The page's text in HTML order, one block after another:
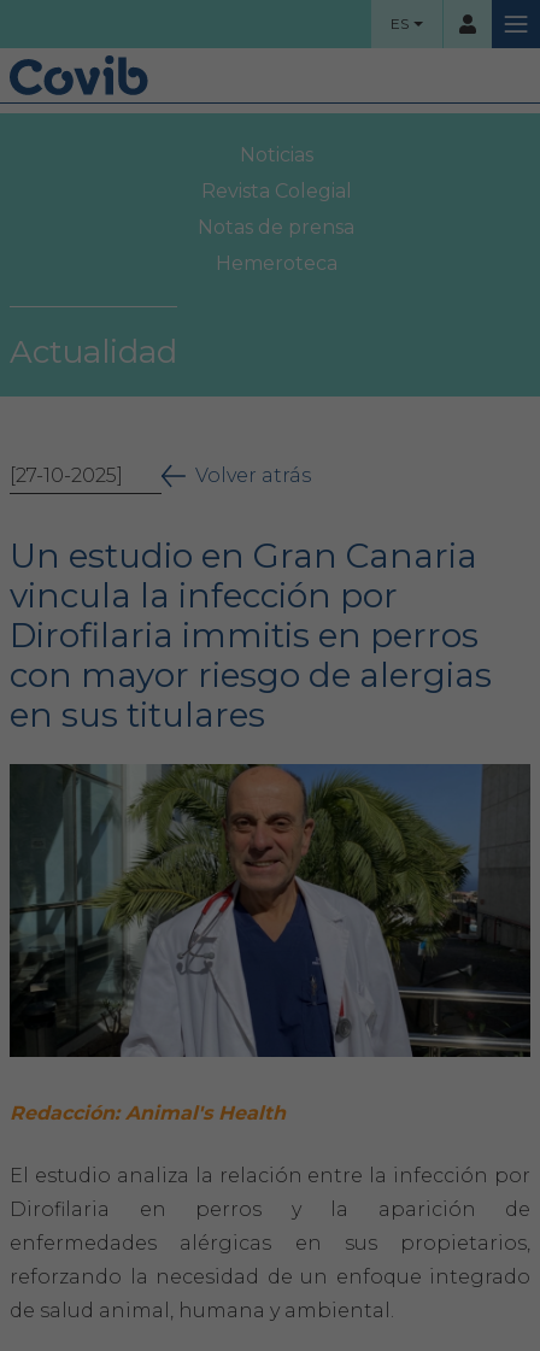
ES
HOME
Comisiones asesoras
Área Colegial
FORMACIÓN
Formaciones de otras entidades
Certificados de formaciones COVIB
ACTUALIDAD
Noticias
Revista Colegial
Notas de prensa
INFORMACIÓN A LA CIUDADANÍA
Centros veterinarios
Noticias
Revista Colegial
Notas de prensa
Hemeroteca
Actualidad
[27-10-2025] Volver atrás
Un estudio en Gran Canaria
vincula la infección por
Dirofilaria immitis en perros
con mayor riesgo de alergias
en sus titulares
Redacción: Animal's Health
El estudio analiza la relación entre la infección por
Dirofilaria en perros y la aparición de
enfermedades alérgicas en sus propietarios,
reforzando la necesidad de un enfoque integrado
de salud animal, humana y ambiental.